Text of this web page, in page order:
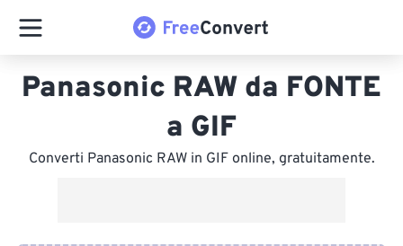
Panasonic RAW da FONTE
a GIF
Converti Panasonic RAW in GIF online, gratuitamente.